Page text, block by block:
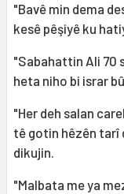
"Bavê min dema
kesê pêşiyê ku
"Sabahattin Ali 70
heta niho bi israr
"Her deh salan
tê gotin hêzên tarî
dikujin.
"Malbata me ya